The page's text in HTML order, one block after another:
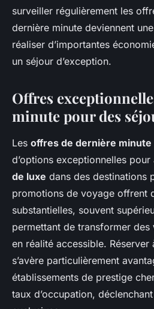
surveiller régulièrement les
dernière minute deviennent
réaliser d’importantes
un séjour d’exception.
Offres
minute pour des
Les offres de dernière minute
d’options exceptionnelles
de luxe dans des destinations
promotions de voyage offrent
substantielles, souvent
permettant de transformer des
en réalité accessible. Réserver
s’avère particulièrement
établissements de prestige
taux d’occupation,